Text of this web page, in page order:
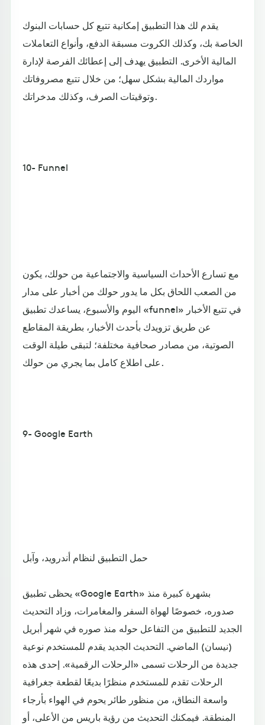
يقدم لك هذا التطبيق إمكانية تتبع كل حسابات البنوك
الخاصة بك، وكذلك الكروت مسبقة الدفع، وأنواع التعاملات
المالية الأخرى. التطبيق يهدف إلى إعطائك الفرصة لإدارة
مواردك المالية بشكل سهل؛ من خلال تتبع مصروفاتك
وتوقيتات الصرف، وكذلك مدخراتك.
10- Funnel
مع تسارع الأحداث السياسية والاجتماعية من حولك، يكون
من الصعب اللحاق بكل ما يدور حولك من أخبار على مدار
اليوم والأسبوع، يساعدك تطبيق «funnel» في تتبع الأخبار
عن طريق تزويدك بأحدث الأخبار، بطريقة المقاطع
الصوتية، من مصادر صحافية مختلفة؛ لتبقى طيلة الوقت
على اطلاع كامل بما يجري من حولك.
9- Google Earth
حمل التطبيق لنظام أندرويد، وآبل
يحظى تطبيق «Google Earth» بشهرة كبيرة منذ
صدوره، خصوصًا لهواة السفر والمغامرات، وزاد التحديث
الجديد للتطبيق من التفاعل حوله منذ صوره في شهر أبريل
(نيسان) الماضي. التحديث الجديد يقدم للمستخدم نوعية
جديدة من الرحلات تسمى «الرحلات الرقمية». إحدى هذه
الرحلات تقدم للمستخدم منظرًا بديعًا لقطعة جغرافية
واسعة النطاق، من منظور طائر يحوم في الهواء بأرجاء
المنطقة. فيمكنك التحديث من رؤية باريس من الأعلى، أو